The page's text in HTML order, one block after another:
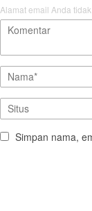
Alamat email Anda
Simpan nama,